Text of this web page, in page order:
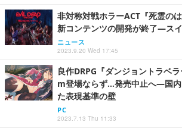
非対称対戦ホラーACT『死霊の
新コンテンツの開発が終了―ス
ニュース
2023.9.20 Wed 17:45
良作DRPG『ダンジョントラベ
m登場ならず…発売中止へ―国
た表現基準の壁
PC
2023.7.13 Thu 11:33